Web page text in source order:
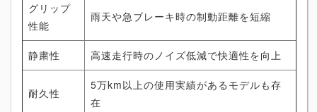
グリップ
性能
雨天や急ブレーキ時の制動距離を短縮
静粛性 高速走行時のノイズ低減で快適性を向上
耐久性
5万km以上の使用実績があるモデルも存
在